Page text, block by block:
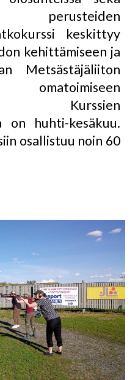
perusteiden
keskittyy
kehittämiseen ja
Metsästäjäliiton
Kurssien
on huhti-kesäkuu.
osallistuu noin 60